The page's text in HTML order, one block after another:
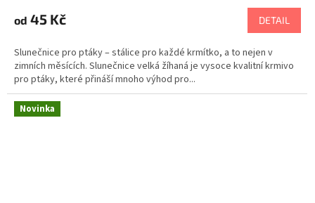
produktu
je
z
5
hvězdiček.
od 45 Kč DETAIL
Slunečnice pro ptáky – stálice pro každé krmítko, a to nejen v
zimních měsících. Slunečnice velká žíhaná je vysoce kvalitní krmivo
pro ptáky, které přináší mnoho výhod pro...
Novinka